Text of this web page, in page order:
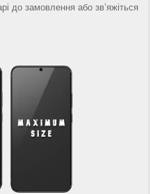
до замовлення або зв’яжіться